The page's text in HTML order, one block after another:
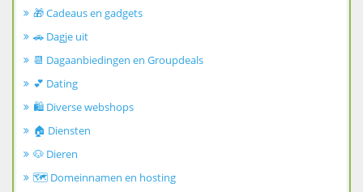
🎁 Cadeaus en gadgets
🚗 Dagje uit
📆 Dagaanbiedingen en Groupdeals
💕 Dating
🛍️ Diverse webshops
🏠 Diensten
🐶 Dieren
🗺️ Domeinnamen en hosting